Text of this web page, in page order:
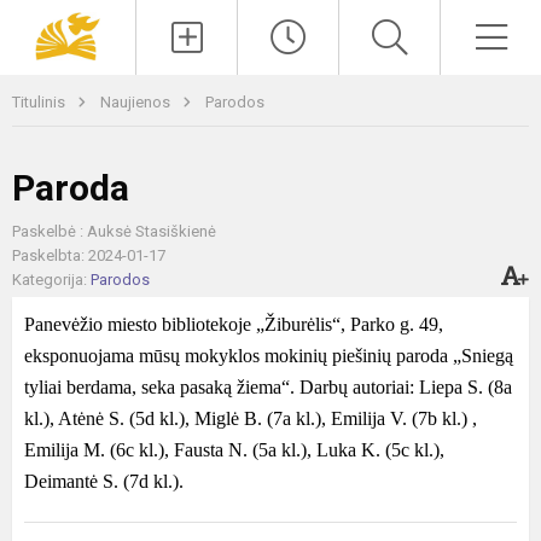
Titulinis Naujienos Parodos
Paroda
Paskelbė : Auksė Stasiškienė
Paskelbta: 2024-01-17
Kategorija: Parodos
Panevėžio miesto bibliotekoje „Žiburėlis“, Parko g. 49,
eksponuojama mūsų mokyklos mokinių piešinių paroda „Sniegą
tyliai berdama, seka pasaką žiema“. Darbų autoriai: Liepa S. (8a
kl.), Atėnė S. (5d kl.), Miglė B. (7a kl.), Emilija V. (7b kl.) ,
Emilija M. (6c kl.), Fausta N. (5a kl.), Luka K. (5c kl.),
Deimantė S. (7d kl.).